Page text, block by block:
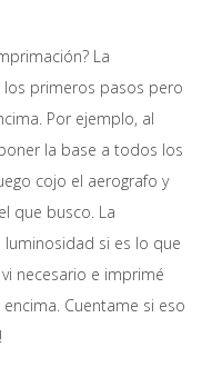
La
primeros pasos pero
Por ejemplo, al
la base a todos los
cojo el aerografo y
que busco. La
si es lo que
necesario e imprimé
Cuentame si eso